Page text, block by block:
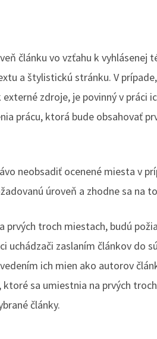
článku vo vzťahu k vyhlásenej
a štylistickú stránku. V
zdroje, je povinný v práci
prácu, ktorá bude obsahovať
neobsadiť ocenené miesta v
úroveň a zhodne sa na
prvých troch miestach, budú
uchádzači zaslaním článkov do
ich mien ako autorov
sa umiestnia na prvých
články.